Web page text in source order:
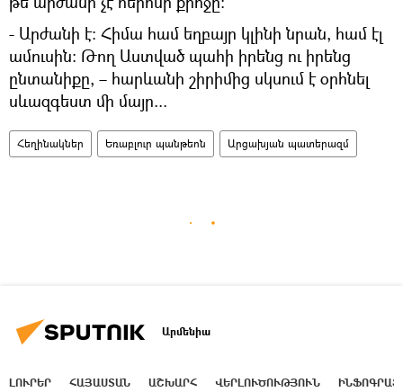
- Արժանի է։ Հիմա համ եղբայր կլինի նրան, համ էլ
ամուսին։ Թող Աստված պահի իրենց ու իրենց
ընտանիքը, – հարևանի շիրիմից սկսում է օրհնել
սևազգեստ մի մայր...
Հեղինակներ Եռաբլուր պանթեոն Արցախյան պատերազմ
Արմենիա
ԼՈՒՐԵՐ ՀԱՅԱՍՏԱՆ ԱՇԽԱՐՀ ՎԵՐԼՈՒԾՈՒԹՅՈՒՆ